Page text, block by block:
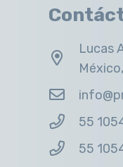
Lucas
55
55